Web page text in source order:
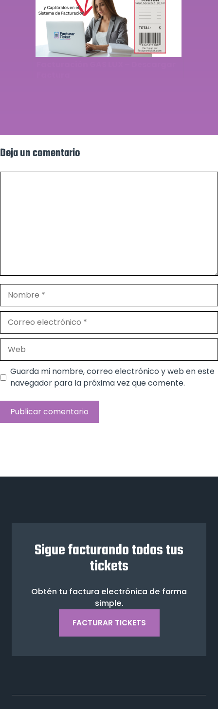
Deja un comentario
Nombre
electrónico
Guarda mi nombre, correo electrónico y web en este
navegador para la próxima vez que comente.
Sigue facturando todos tus
tickets
Obtén tu factura electrónica de forma
simple.
FACTURAR TICKETS